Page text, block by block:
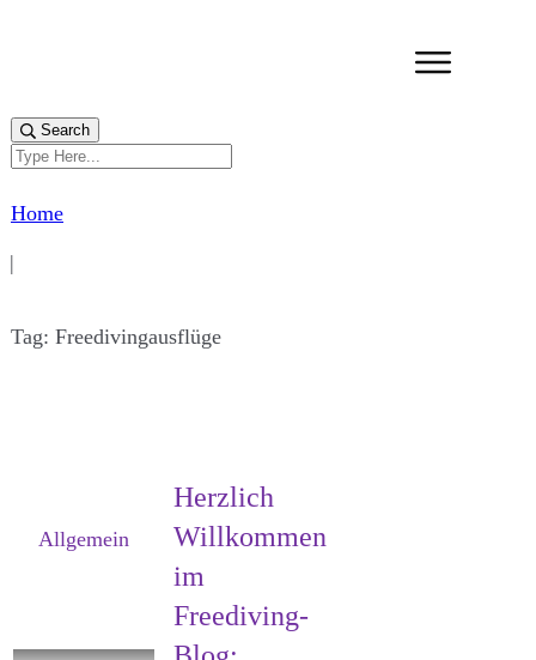
Search
Home
|
Tag: Freedivingausflüge
Allgemein
Herzlich
Willkommen
im
Freediving-